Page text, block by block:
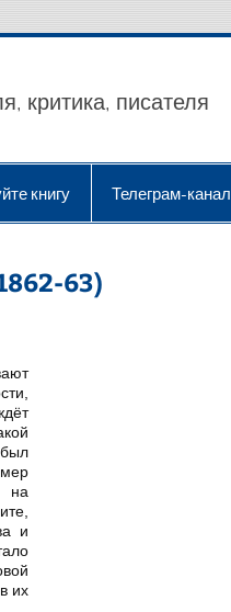
критика, писателя
книгу Телеграм-канал
63)
на
и
их